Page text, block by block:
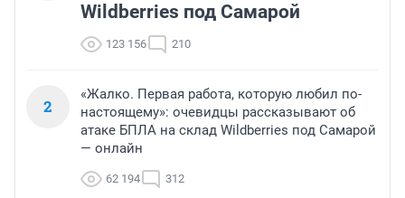
Wildberries под Самарой
123 156 210
2
«Жалко. Первая работа, которую любил по-
настоящему»: очевидцы рассказывают об
атаке БПЛА на склад Wildberries под Самарой
— онлайн
62 194 312